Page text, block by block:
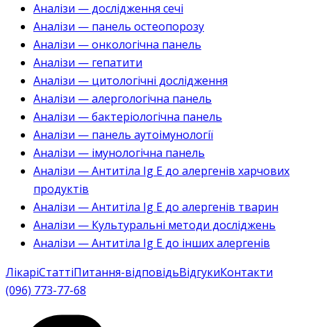
Аналізи — дослідження сечі
Аналізи — панель остеопорозу
Аналізи — онкологічна панель
Аналізи — гепатити
Аналізи — цитологічні дослідження
Аналізи — алергологічна панель
Аналізи — бактеріологічна панель
Аналізи — панель аутоімунології
Аналізи — імунологічна панель
Аналізи — Антитіла Ig E до алергенів харчових
продуктів
Аналізи — Антитіла Ig E до алергенів тварин
Аналізи — Культуральні методи досліджень
Аналізи — Антитіла Ig E до інших алергенів
ЛікаріСтаттіПитання-відповідьВідгукиКонтакти
(096) 773-77-68